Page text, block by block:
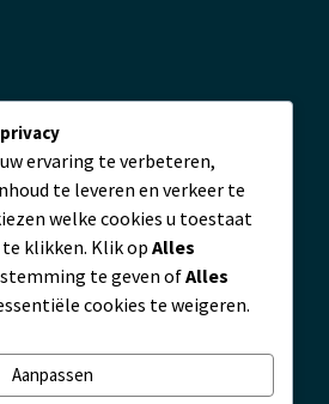
Zhengzhou, China
ervaring te verbeteren,
te leveren en verkeer te
welke cookies u toestaat
te klikken. Klik op Alles
te geven ofAlles
cookies te weigeren.
Aanpassen